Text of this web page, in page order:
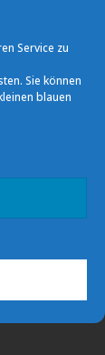
Service zu
Sie können
blauen